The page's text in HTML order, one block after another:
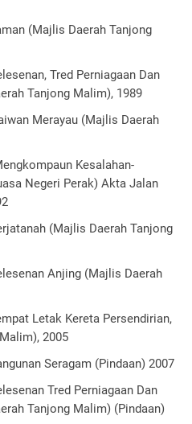
(Majlis Daerah Tanjong
Tred Perniagaan Dan
Tanjong Malim), 1989
Merayau (Majlis Daerah
Kesalahan-
Negeri Perak) Akta Jalan
(Majlis Daerah Tanjong
Anjing (Majlis Daerah
Letak Kereta Persendirian,
2005
Seragam (Pindaan) 2007
Tred Perniagaan Dan
Tanjong Malim) (Pindaan)